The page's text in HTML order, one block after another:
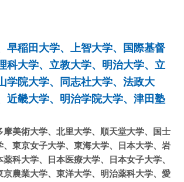
早稲田大学、上智大学、国際基督
科大学、立教大学、明治大学、立
学院大学、同志社大学、法政大
近畿大学、明治学院大学、津田塾
摩美術大学、北里大学、順天堂大学、国士
、東京女子大学、東海大学、日本大学、岩
科大学、日本医療大学、日本女子大学、
京農業大学、東洋大学、明治薬科大学、愛